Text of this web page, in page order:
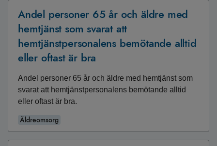
Andel personer 65 år och äldre med
hemtjänst som svarat att
hemtjänstpersonalens bemötande alltid
eller oftast är bra
Andel personer 65 år och äldre med hemtjänst som
svarat att hemtjänstpersonalens bemötande alltid
eller oftast är bra.
Äldreomsorg